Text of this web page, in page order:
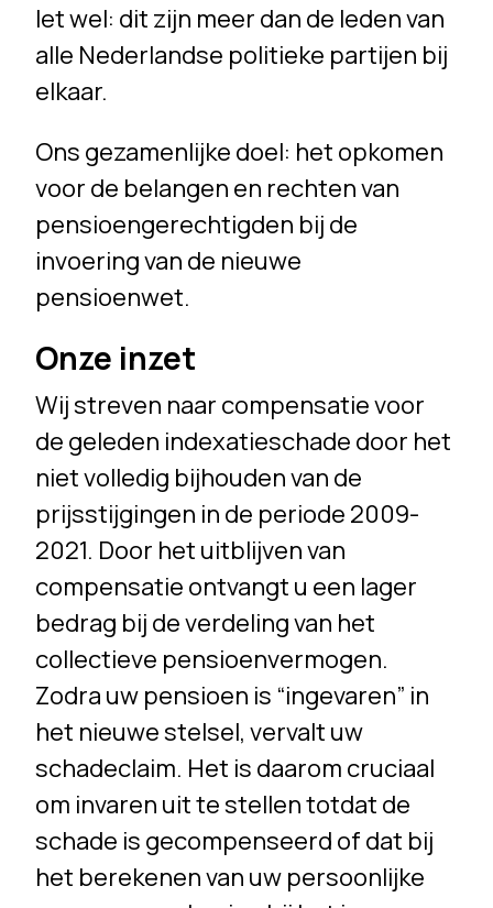
let wel: dit zijn meer dan de leden van
alle Nederlandse politieke partijen bij
elkaar.
Ons gezamenlijke doel: het opkomen
voor de belangen en rechten van
pensioengerechtigden bij de
invoering van de nieuwe
pensioenwet.
Onze inzet
Wij streven naar compensatie voor
de geleden indexatieschade door het
niet volledig bijhouden van de
prijsstijgingen in de periode 2009-
2021. Door het uitblijven van
compensatie ontvangt u een lager
bedrag bij de verdeling van het
collectieve pensioenvermogen.
Zodra uw pensioen is “ingevaren” in
het nieuwe stelsel, vervalt uw
schadeclaim. Het is daarom cruciaal
om invaren uit te stellen totdat de
schade is gecompenseerd of dat bij
het berekenen van uw persoonlijke